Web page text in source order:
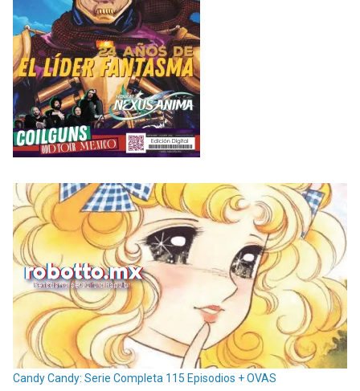
Candy Candy: Serie Completa 115 Episodios + OVAS